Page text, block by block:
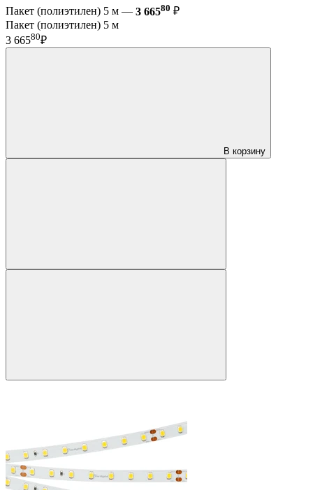
Пакет (полиэтилен) 5 м — 3 66580 ₽
Пакет (полиэтилен) 5 м
3 66580₽
В корзину